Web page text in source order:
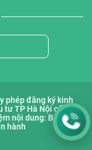
phép đăng ký kinh
tư TP Hà Nội cấp lần
nội dung: Bà
hành